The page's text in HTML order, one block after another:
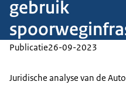
gebruik
Publicatie26-09-2023
Juridische analyse van de